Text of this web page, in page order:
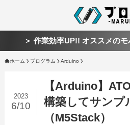
＞ 作業効率UP!! オススメの
ホーム プログラム Arduino
【Arduino】
構築してサンプ
（M5Stack）
2023
6/10